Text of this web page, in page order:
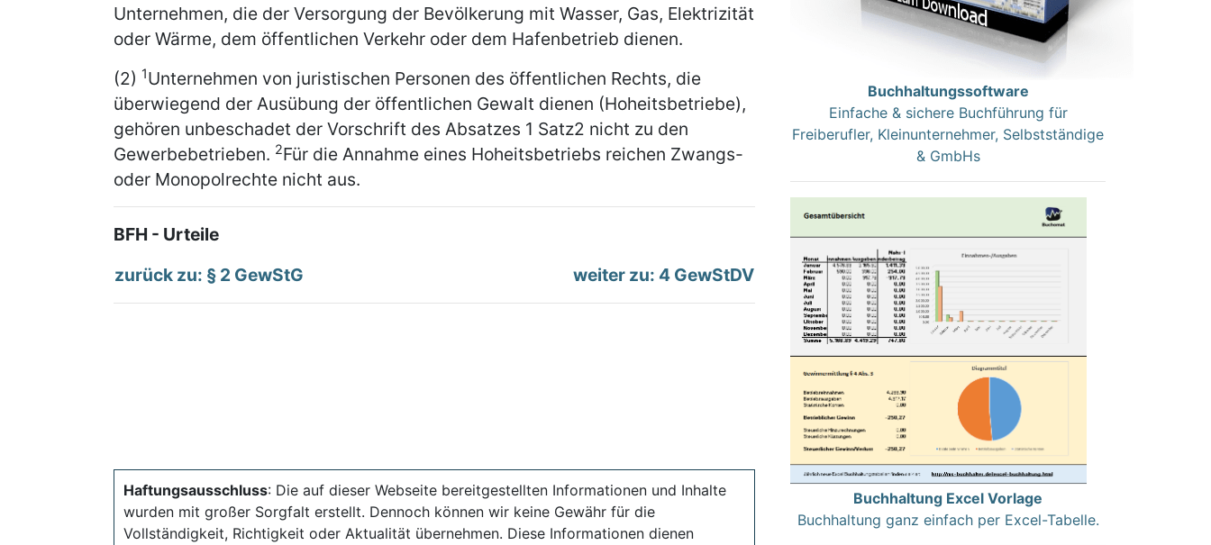
Unternehmen, die der Versorgung der Bevölkerung mit Wasser, Gas, Elektrizität
oder Wärme, dem öffentlichen Verkehr oder dem Hafenbetrieb dienen.
(2) 1Unternehmen von juristischen Personen des öffentlichen Rechts, die
überwiegend der Ausübung der öffentlichen Gewalt dienen (Hoheitsbetriebe),
gehören unbeschadet der Vorschrift des Absatzes 1 Satz2 nicht zu den
Gewerbebetrieben. 2Für die Annahme eines Hoheitsbetriebs reichen Zwangs-
oder Monopolrechte nicht aus.
BFH - Urteile
zurück zu: § 2 GewStG
weiter zu: 4 GewStDV
Haftungsausschluss: Die auf dieser Webseite bereitgestellten Informationen und Inhalte
wurden mit großer Sorgfalt erstellt. Dennoch können wir keine Gewähr für die
Vollständigkeit, Richtigkeit oder Aktualität übernehmen. Diese Informationen dienen
Buchhaltungssoftware
Einfache & sichere Buchführung für
Freiberufler, Kleinunternehmer, Selbstständige
& GmbHs
Buchhaltung Excel Vorlage
Buchhaltung ganz einfach per Excel-Tabelle.